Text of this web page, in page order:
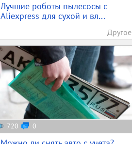
Лучшие роботы пылесосы с
Aliexpress для сухой и вл...
Другое
720 0